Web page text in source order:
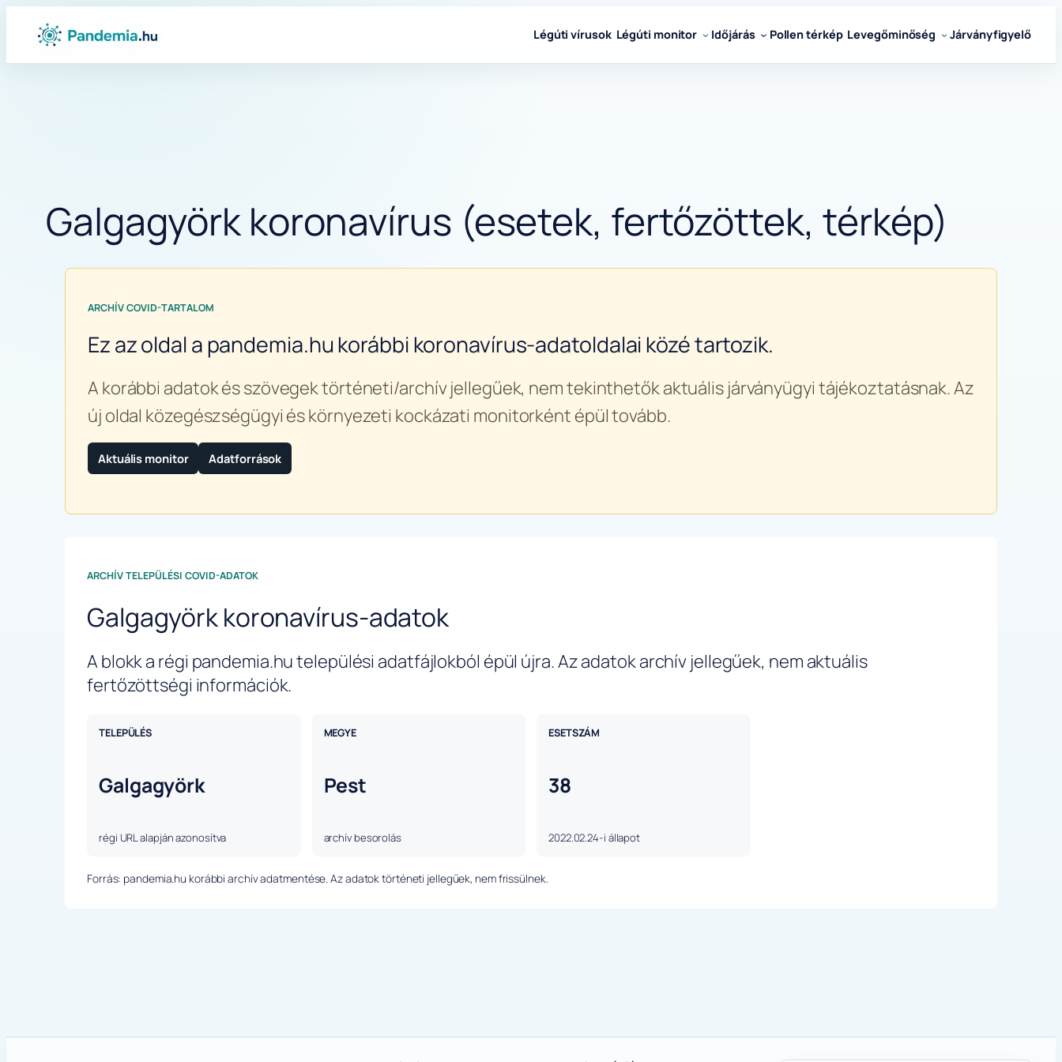
Ugrás
tartalomhoz
Légúti vírusok Légúti monitor Időjárás Pollen térkép Levegőminőség Járványfigyelő
Galgagyörk koronavírus (esetek, fertőzöttek, térkép)
ARCHÍV COVID-TARTALOM
Ez az oldal a pandemia.hu korábbi koronavírus-adatoldalai közé tartozik.
A korábbi adatok és szövegek történeti/archív jellegűek, nem tekinthetők aktuális járványügyi tájékoztatásnak. Az
új oldal közegészségügyi és környezeti kockázati monitorként épül tovább.
Aktuális monitor Adatforrások
ARCHÍV TELEPÜLÉSI COVID-ADATOK
Galgagyörk koronavírus-adatok
A blokk a régi pandemia.hu települési adatfájlokból épül újra. Az adatok archív jellegűek, nem aktuális
fertőzöttségi információk.
TELEPÜLÉS
Galgagyörk
régi URL alapján azonosítva
MEGYE
Pest
archív besorolás
ESETSZÁM
38
2022.02.24-i állapot
Forrás: pandemia.hu korábbi archív adatmentése. Az adatok történeti jellegűek, nem frissülnek.